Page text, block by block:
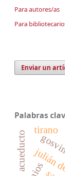
Para autores/as
Para
Enviar un
Palabras
julián
tirano
acueducto